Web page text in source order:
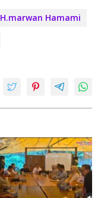
H.marwan Hamami